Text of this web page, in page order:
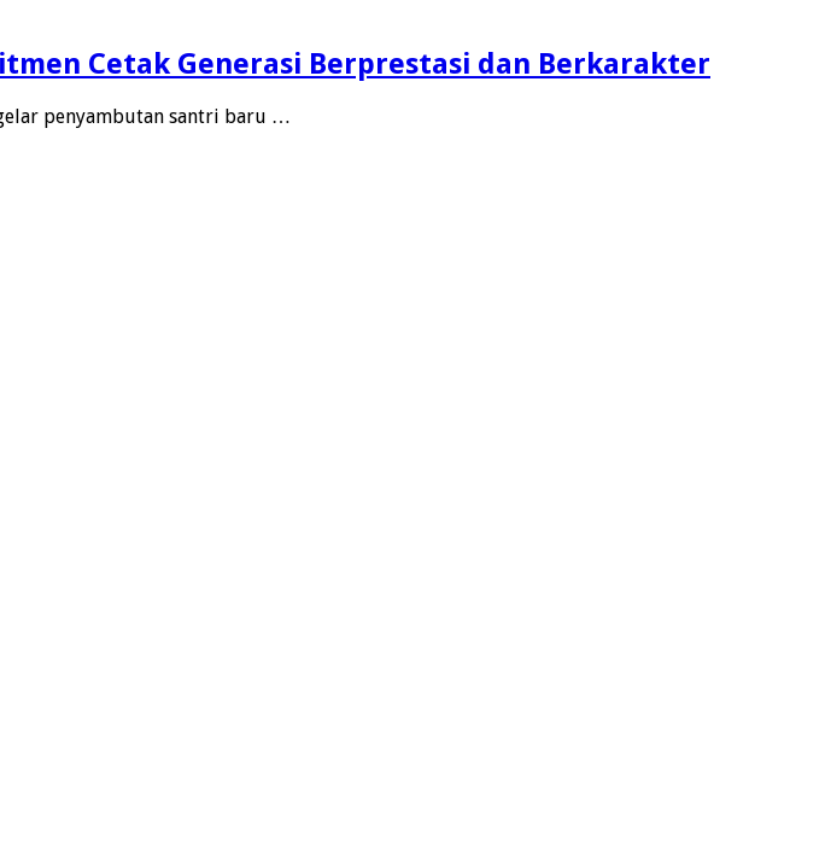
Cetak Generasi Berprestasi dan Berkarakter
penyambutan santri baru …